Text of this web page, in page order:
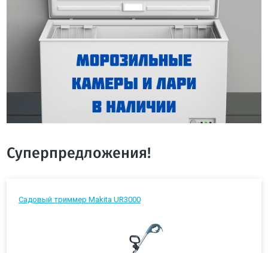
Суперпредложения!
Садовый триммер Makita UR3000